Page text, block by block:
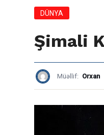
DÜNYA
Şimali
Müəllif: Orxan